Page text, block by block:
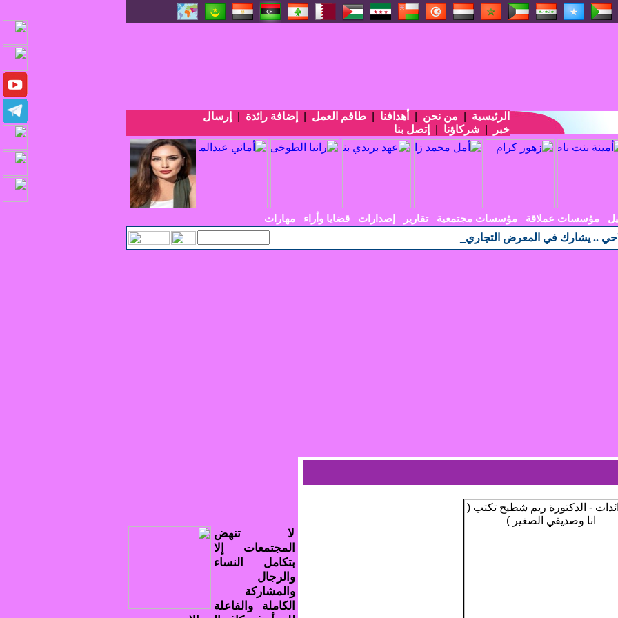
الرئيسية من نحن أهدافنا طاقم العمل إضافة رائدة
إرسال
خبر
شركاؤنا إتصل بنا
مؤسسات عملاقة مؤسسات مجتمعية تقارير إصدارات قضايا وأراء
مهارات
.. يشارك في المعرض التجاري الاندونيسي الأربعين ف_
لا تنهض
المجتمعات إلا
بتكامل النساء
والرجال
والمشاركة
الكاملة والفاعلة